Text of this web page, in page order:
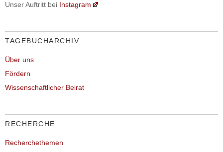
Unser Auftritt bei Instagram
TAGEBUCHARCHIV
Über uns
Fördern
Wissenschaftlicher Beirat
RECHERCHE
Recherchethemen